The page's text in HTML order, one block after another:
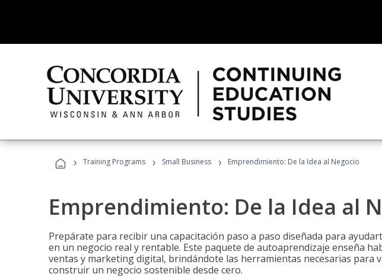
› Training Programs › Small Business › Emprendimiento: De la Idea al Negocio
Emprendimiento: De la Idea al
Prepárate para recibir una capacitación paso a paso diseñada para
en un negocio real y rentable. Este paquete de autoaprendizaje enseña
ventas y marketing digital, brindándote las herramientas necesarias para
construir un negocio sostenible desde cero.